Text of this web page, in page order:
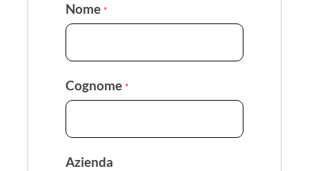
Nome *
Cognome *
Azienda